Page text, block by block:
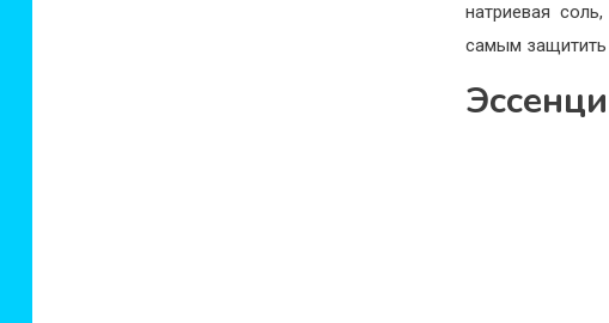
натриевая
самым защитить